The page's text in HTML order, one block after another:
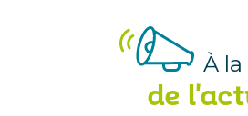
À
de